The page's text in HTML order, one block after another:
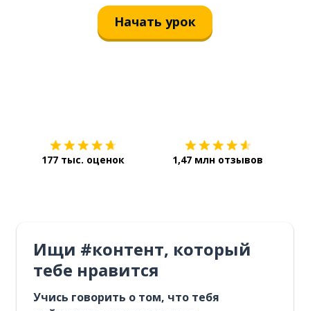
Начать урок
177 тыс. оценок 1,47 млн отзывов
Ищи #контент, который
тебе нравится
Учись говорить о том, что тебя